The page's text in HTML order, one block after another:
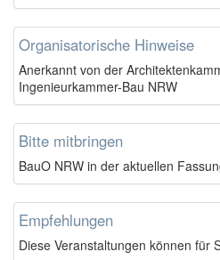
Organisatorische Hinweise
Anerkannt von der
Ingenieurkammer-Bau NRW
Bitte mitbringen
BauO NRW in der aktuellen
Empfehlungen
Diese Veranstaltungen können für